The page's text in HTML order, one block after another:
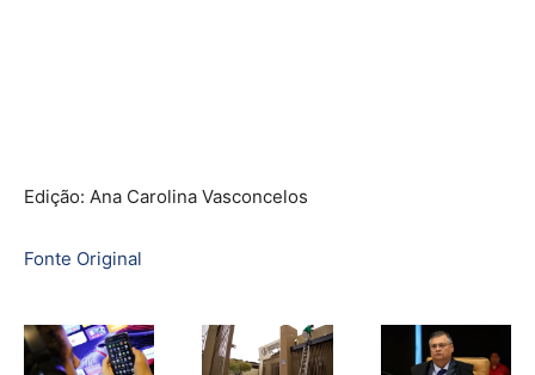
Edição: Ana Carolina Vasconcelos
Fonte Original